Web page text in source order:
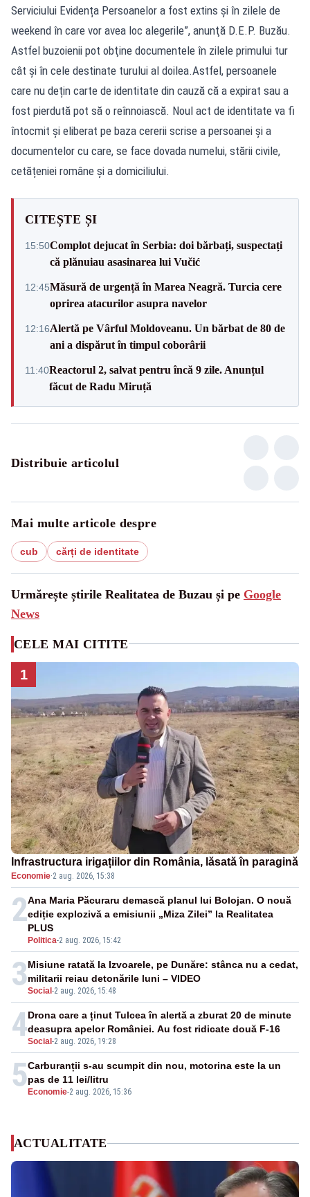
Serviciului Evidența Persoanelor a fost extins și în zilele de
weekend în care vor avea loc alegerile”, anunţă D.E.P. Buzău.
Astfel buzoienii pot obţine documentele în zilele primului tur
cât şi în cele destinate turului al doilea.Astfel, persoanele
care nu dețin carte de identitate din cauză că a expirat sau a
fost pierdută pot să o reînnoiască. Noul act de identitate va fi
întocmit și eliberat pe baza cererii scrise a persoanei și a
documentelor cu care, se face dovada numelui, stării civile,
cetățeniei române și a domiciliului.
CITEȘTE ȘI
15:50Complot dejucat în Serbia: doi bărbați, suspectați
că plănuiau asasinarea lui Vučić
12:45Măsură de urgență în Marea Neagră. Turcia cere
oprirea atacurilor asupra navelor
12:16Alertă pe Vârful Moldoveanu. Un bărbat de 80 de
ani a dispărut în timpul coborârii
11:40Reactorul 2, salvat pentru încă 9 zile. Anunțul
făcut de Radu Miruță
Distribuie articolul
Mai multe articole despre
cub cărți de identitate
Urmărește știrile Realitatea de Buzau și pe Google
News
CELE MAI CITITE
1
Infrastructura irigațiilor din România, lăsată în paragină
Economie·2 aug. 2026, 15:38
2
Politica-2 aug. 2026, 15:42
Ana Maria Păcuraru demască planul lui Bolojan. O nouă
ediție explozivă a emisiunii „Miza Zilei” la Realitatea
PLUS
3Social -2 aug. 2026, 15:48
Misiune ratată la Izvoarele, pe Dunăre: stânca nu a cedat,
militarii reiau detonările luni – VIDEO
4Social -2 aug. 2026, 19:28
Drona care a ținut Tulcea în alertă a zburat 20 de minute
deasupra apelor României. Au fost ridicate două F-16
5 Economie-2 aug. 2026, 15:36
Carburanții s-au scumpit din nou, motorina este la un
pas de 11 lei/litru
ACTUALITATE